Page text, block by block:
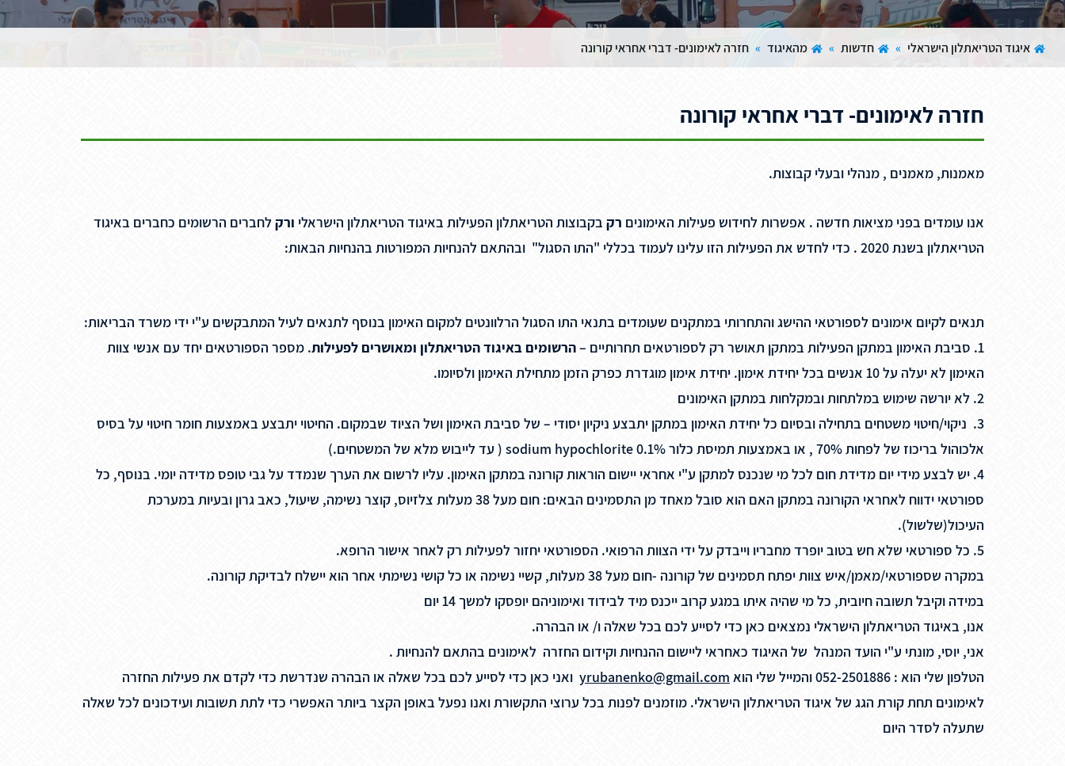
איגוד הטריאתלון הישראלי » חדשות » מהאיגוד » חזרה לאימונים- דברי אחראי קורונה
חזרה לאימונים- דברי אחראי קורונה
מאמנות, מאמנים , מנהלי ובעלי קבוצות.
אנו עומדים בפני מציאות חדשה . אפשרות לחידוש פעילות האימונים רק בקבוצות הטריאתלון הפעילות באיגוד הטריאתלון הישראלי ורק לחברים הרשומים כחברים באיגוד
הטריאתלון בשנת 2020 . כדי לחדש את הפעילות הזו עלינו לעמוד בכללי "התו הסגול" ובהתאם להנחיות המפורטות בהנחיות הבאות:
תנאים לקיום אימונים לספורטאי ההישג והתחרותי במתקנים שעומדים בתנאי התו הסגול הרלוונטים למקום האימון בנוסף לתנאים לעיל המתבקשים ע"י ידי משרד הבריאות:
1. סביבת האימון במתקן הפעילות במתקן תאושר רק לספורטאים תחרותיים –
הרשומים באיגוד הטריאתלון ומאושרים לפעילות. מספר הספורטאים יחד עם אנשי צוות
האימון לא יעלה על 10 אנשים בכל יחידת אימון. יחידת אימון מוגדרת כפרק הזמן מתחילת האימון ולסיומו.
2. לא יורשה שימוש במלתחות ובמקלחות במתקן האימונים
3. ניקוי/חיטוי משטחים בתחילה ובסיום כל יחידת האימון במתקן יתבצע ניקיון יסודי – של סביבת האימון ושל הציוד שבמקום. החיטוי יתבצע באמצעות חומר חיטוי על בסיס
אלכוהול בריכוז של לפחות 70% , או באמצעות תמיסת כלור 0.1% sodium hypochlorite ( עד לייבוש מלא של המשטחים.)
4. יש לבצע מידי יום מדידת חום לכל מי שנכנס למתקן ע"י אחראי יישום הוראות קורונה במתקן האימון. עליו לרשום את הערך שנמדד על גבי טופס מדידה יומי. בנוסף, כל
ספורטאי ידווח לאחראי הקורונה במתקן האם הוא סובל מאחד מן התסמינים הבאים: חום מעל 38 מעלות צלזיוס, קוצר נשימה, שיעול, כאב גרון ובעיות במערכת
העיכול(שלשול).
5. כל ספורטאי שלא חש בטוב יופרד מחבריו וייבדק על ידי הצוות הרפואי. הספורטאי יחזור לפעילות רק לאחר אישור הרופא.
במקרה שספורטאי/מאמן/איש צוות יפתח תסמינים של קורונה -חום מעל 38 מעלות, קשיי נשימה או כל קושי נשימתי אחר הוא יישלח לבדיקת קורונה.
במידה וקיבל תשובה חיובית, כל מי שהיה איתו במגע קרוב ייכנס מיד לבידוד ואימוניהם יופסקו למשך 14 יום
אנו, באיגוד הטריאתלון הישראלי נמצאים כאן כדי לסייע לכם בכל שאלה ו/ או הבהרה.
אני, יוסי, מונתי ע"י הועד המנהל של האיגוד כאחראי ליישום ההנחיות וקידום החזרה לאימונים בהתאם להנחיות .
הטלפון שלי הוא : 052-2501886 והמייל שלי הוא
yrubanenko@gmail.com ואני כאן כדי לסייע לכם בכל שאלה או הבהרה שנדרשת כדי לקדם את פעילות החזרה
לאימונים תחת קורת הגג של איגוד הטריאתלון הישראלי. מוזמנים לפנות בכל ערוצי התקשורת ואנו נפעל באופן הקצר ביותר האפשרי כדי לתת תשובות ועידכונים לכל שאלה
שתעלה לסדר היום